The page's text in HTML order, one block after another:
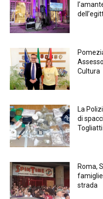
Cultura
La
di
Togliatti
Roma,
strada